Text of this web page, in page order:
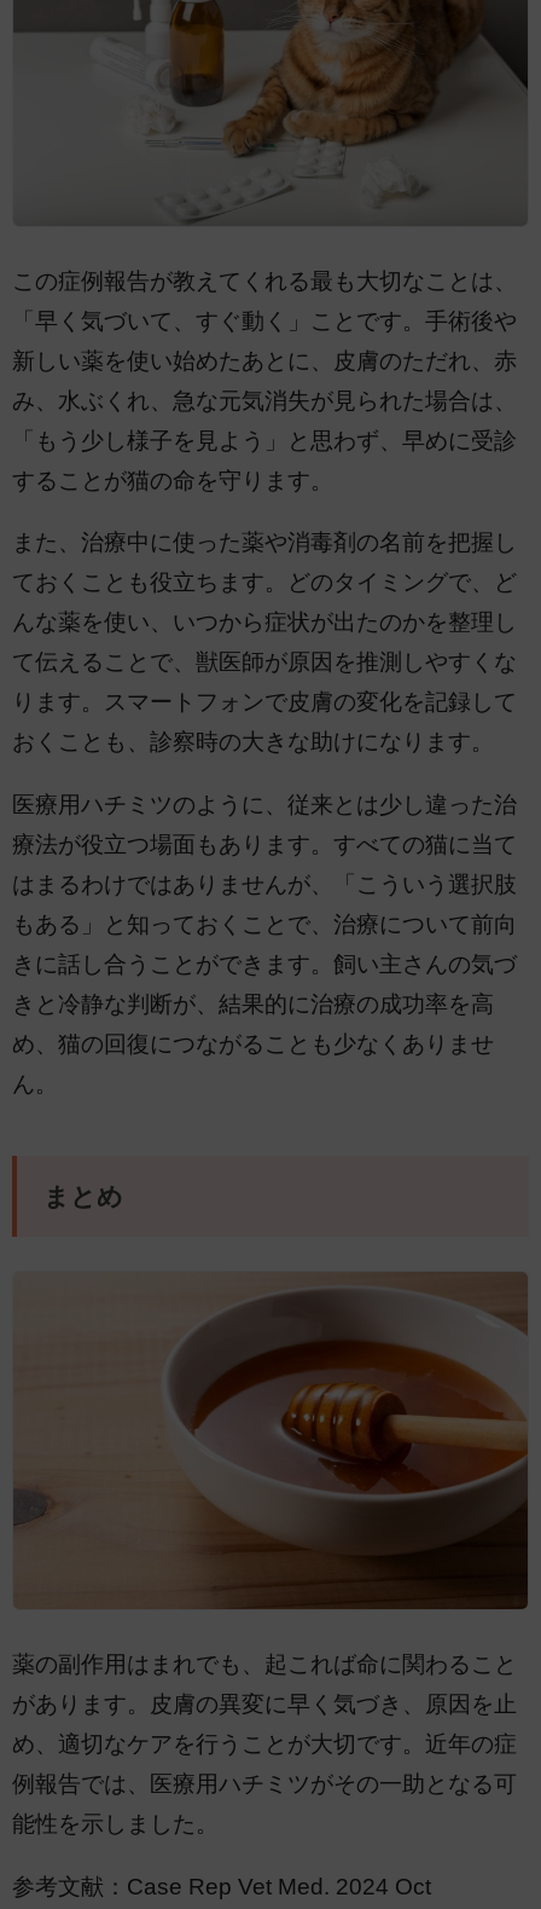
この症例報告が教えてくれる最も大切なことは、
「早く気づいて、すぐ動く」ことです。手術後や
新しい薬を使い始めたあとに、皮膚のただれ、赤
み、水ぶくれ、急な元気消失が見られた場合は、
「もう少し様子を見よう」と思わず、早めに受診
することが猫の命を守ります。
また、治療中に使った薬や消毒剤の名前を把握し
ておくことも役立ちます。どのタイミングで、ど
んな薬を使い、いつから症状が出たのかを整理し
て伝えることで、獣医師が原因を推測しやすくな
ります。スマートフォンで皮膚の変化を記録して
おくことも、診察時の大きな助けになります。
医療用ハチミツのように、従来とは少し違った治
療法が役立つ場面もあります。すべての猫に当て
はまるわけではありませんが、「こういう選択肢
もある」と知っておくことで、治療について前向
きに話し合うことができます。飼い主さんの気づ
きと冷静な判断が、結果的に治療の成功率を高
め、猫の回復につながることも少なくありませ
ん。
まとめ
薬の副作用はまれでも、起これば命に関わること
があります。皮膚の異変に早く気づき、原因を止
め、適切なケアを行うことが大切です。近年の症
例報告では、医療用ハチミツがその一助となる可
能性を示しました。
参考文献：Case Rep Vet Med. 2024 Oct